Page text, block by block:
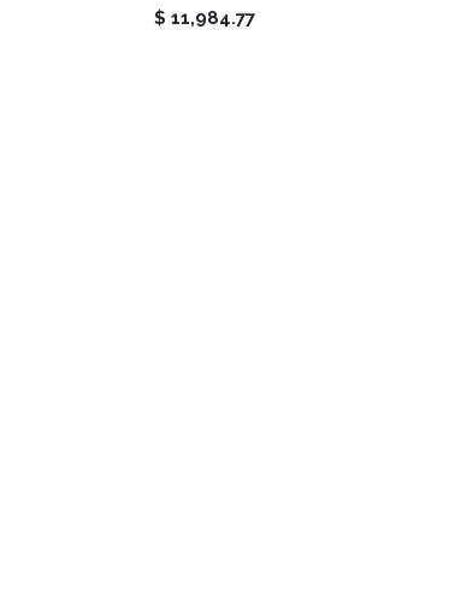
$ 11,984.77